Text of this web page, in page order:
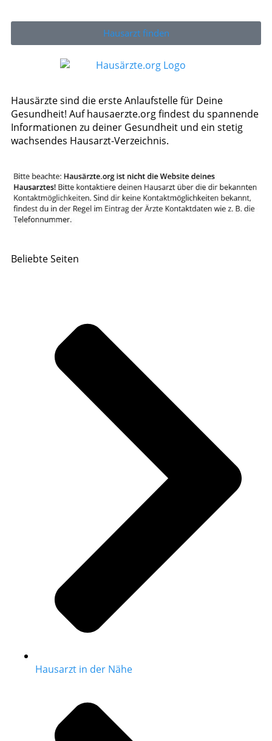
Hausarzt finden
Hausärzte sind die erste Anlaufstelle für Deine
Gesundheit! Auf hausaerzte.org findest du spannende
Informationen zu deiner Gesundheit und ein stetig
wachsendes Hausarzt-Verzeichnis.
Beliebte Seiten
Hausarzt in der Nähe